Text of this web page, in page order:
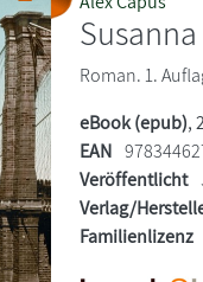
Susanna
Roman. 1.
eBook (epub),
EAN
Veröffentlicht
Verlag/
Familienlizenz